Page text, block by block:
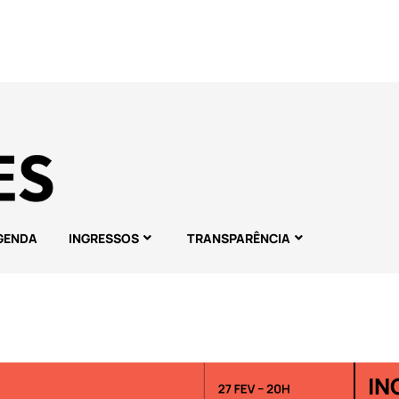
INGRESSOS TRANSPARÊNCIA